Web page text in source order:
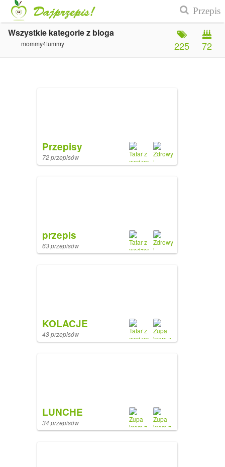
Wszystkie kategorie z bloga
mommy4tummy 72
225
Przepisy
72 przepisów
przepis
63 przepisów
KOLACJE
43 przepisów
LUNCHE
34 przepisów